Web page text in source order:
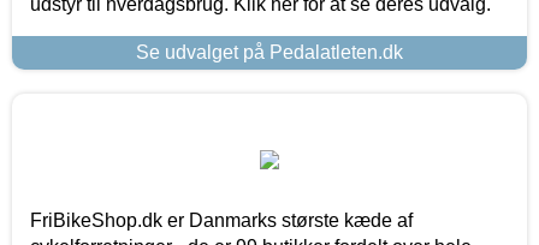
Se udvalget på Pedalatleten.dk
FriBikeShop.dk er Danmarks største kæde af